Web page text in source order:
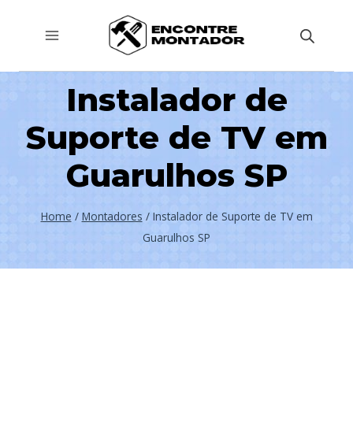
Instalador de
Suporte de TV em
Guarulhos SP
Home / Montadores / Instalador de Suporte de TV em
Guarulhos SP